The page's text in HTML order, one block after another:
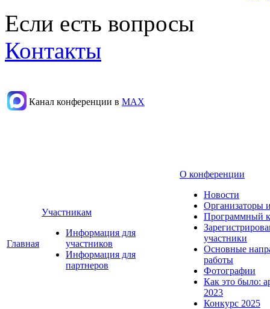
Если есть вопросы
Контакты
Канал конференции в МАХ
Главная
Участникам
Информация для
участников
Информация для
партнеров
О конференции
Новости
Организаторы
Программный
участники
Основные
работы
Фотографии
Как это было:
2023
Конкурс 2025